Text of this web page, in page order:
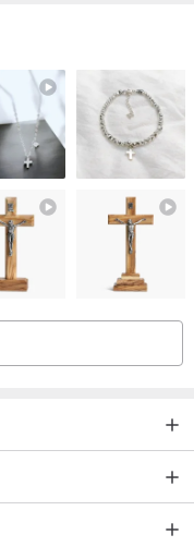
活動時都無需擔心！
又耐用，是任何女性的
我寵愛，也適合贈送他
任何質量問題，我們將
我們的首要任務。
不會覺得它們在耳朵
永恆珠寶。每一件作品
計適合熱愛獨特美麗的
您和您摯愛的人度過每